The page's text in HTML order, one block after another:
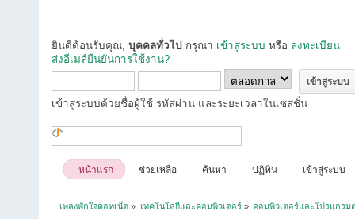
ยินดีต้อนรับคุณ, บุคคลทั่วไป กรุณา เข้าสู่ระบบ หรือ ลงทะเบียน
ส่งอีเมล์ยืนยันการใช้งาน?
เข้าสู่ระบบด้วยชื่อผู้ใช้ รหัสผ่าน และระยะเวลาในเซสชั่น
หน้าแรก ช่วยเหลือ ค้นหา ปฏิทิน เข้าสู่ระบบ
เพลงพักใจดอทเน็ต » เทคโนโลยีและคอมพิวเตอร์» คอมพิวเตอร์และโปรแกรม